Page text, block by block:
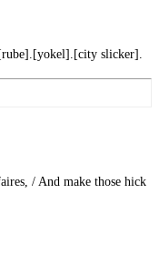
slicker].
/ And make tho­se hick